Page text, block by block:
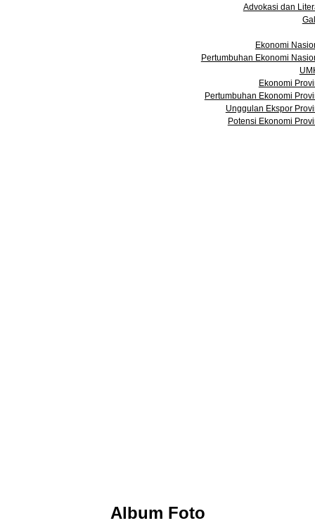
Advokasi dan
Ekonomi
Pertumbuhan Ekonomi
Ekonomi
Pertumbuhan Ekonomi
Unggulan Ekspor
Potensi Ekonomi
Album Foto